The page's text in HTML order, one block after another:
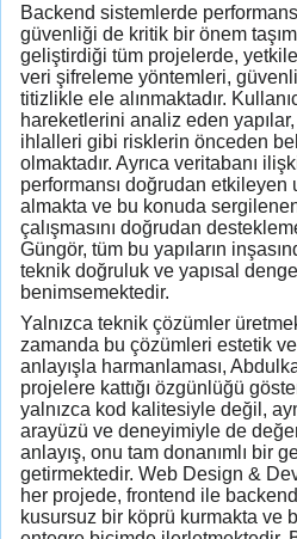
Backend sistemlerde
güvenliği de kritik bir önem
geliştirdiği tüm projelerde,
veri şifreleme yöntemleri,
titizlikle ele alınmaktadır.
hareketlerini analiz eden
ihlalleri gibi risklerin önceden
olmaktadır. Ayrıca veritabanı
performansı doğrudan etkileyen
almakta ve bu konuda
çalışmasını doğrudan
Güngör, tüm bu yapıların
teknik doğruluk ve yapısal
benimsemektedir.
Yalnızca teknik çözümler
zamanda bu çözümleri estetik
anlayışla harmanlaması,
projelere kattığı özgünlüğü
yalnızca kod kalitesiyle değil,
arayüzü ve deneyimiyle de
anlayış, onu tam donanımlı bir
getirmektedir. Web Design &
her projede, frontend ile backend
kusursuz bir köprü kurmakta ve